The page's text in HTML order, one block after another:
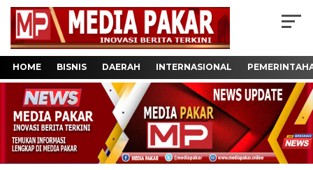
HOME BISNIS DAERAH INTERNASIONAL